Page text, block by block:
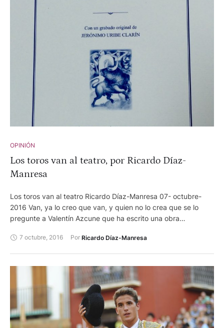
una sola dirección.
OPINIÓN
Los toros van al teatro, por Ricardo Díaz-
Manresa
Los toros van al teatro Ricardo Díaz-Manresa 07- octubre-
2016 Van, ya lo creo que van, y quien no lo crea que se lo
pregunte a Valentín Azcune que ha escrito una obra
sobre teatro y toros : “Los toros en el teatro” . ¿Escrito? Más
y casi enterradas. Escrito también porque su redacción es
directa y atractiva.
7 octubre, 2016 Por Ricardo Díaz-Manresa